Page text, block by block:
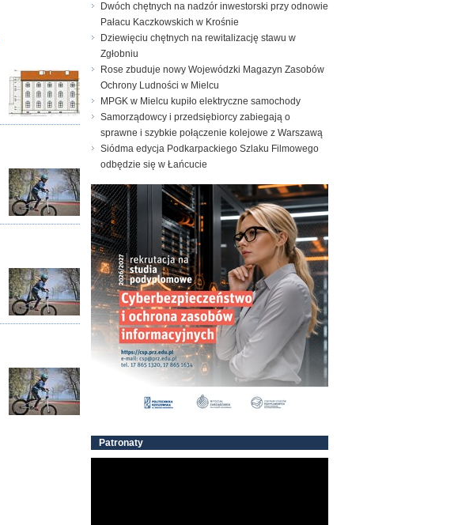
Dwóch chętnych na nadzór inwestorski przy odnowie
Pałacu Kaczkowskich w Krośnie
Dziewięciu chętnych na rewitalizację stawu w
Zgłobniu
Rose zbuduje nowy Wojewódzki Magazyn Zasobów
Ochrony Ludności w Mielcu
MPGK w Mielcu kupiło elektryczne samochody
Samorządowcy i przedsiębiorcy zabiegają o
sprawne i szybkie połączenie kolejowe z Warszawą
Siódma edycja Podkarpackiego Szlaku Filmowego
odbędzie się w Łańcucie
Patronaty